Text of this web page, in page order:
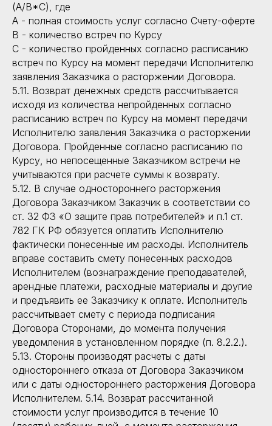
(A/B*C), где
А - полная стоимость услуг согласно Счету-оферте
В - количество встреч по Курсу
C - количество пройденных согласно расписанию
встреч по Курсу на момент передачи Исполнителю
заявления Заказчика о расторжении Договора.
5.11. Возврат денежных средств рассчитывается
исходя из количества непройденных согласно
расписанию встреч по Курсу на момент передачи
Исполнителю заявления Заказчика о расторжении
Договора. Пройденные согласно расписанию по
Курсу, но непосещенные Заказчиком встречи не
учитываются при расчете суммы к возврату.
5.12. В случае одностороннего расторжения
Договора Заказчиком Заказчик в соответствии со
ст. 32 ФЗ «О защите прав потребителей» и п.1 ст.
782 ГК РФ обязуется оплатить Исполнителю
фактически понесенные им расходы. Исполнитель
вправе составить смету понесенных расходов
Исполнителем (вознаграждение преподавателей,
арендные платежи, расходные материалы и другие
и предъявить ее Заказчику к оплате. Исполнитель
рассчитывает смету с периода подписания
Договора Сторонами, до момента получения
уведомления в установленном порядке (п. 8.2.2.).
5.13. Стороны производят расчеты с даты
одностороннего отказа от Договора Заказчиком
или с даты одностороннего расторжения Договора
Исполнителем. 5.14. Возврат рассчитанной
стоимости услуг производится в течение 10